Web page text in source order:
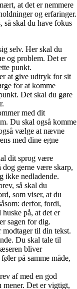
at det er nemmere
og erfaringer.
skal du have fokus
selv. Her skal du
og problem. Det er
punkt.
at give udtryk for sit
for at komme
Det skal du gøre
med dit
Du skal også komme
vælge at nævne
med dine egne
dit sprog være
gerne være skarp,
ikke nedladende.
så skal du
som viser, at du
derfor, fordi,
på, at det er
sagen for dig.
til din tekst.
Du skal tale til
bliver
på samme måde,
af med en god
mener. Det er vigtigt,